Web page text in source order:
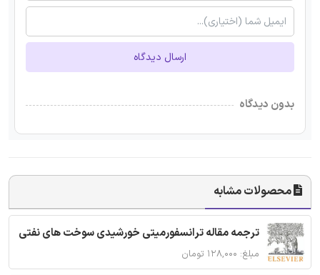
ارسال دیدگاه
بدون دیدگاه
محصولات مشابه
ترجمه مقاله ترانسفورمیتی خورشیدی سوخت های نفتی
مبلغ: ۱۲۸,۰۰۰ تومان